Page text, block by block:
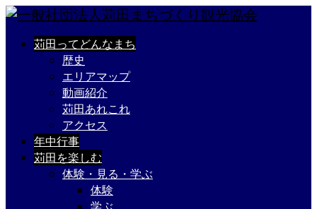
苅田ってどんなまち
歴史
エリアマップ
動画紹介
苅田あれこれ
アクセス
年中行事
苅田を楽しむ
体験・見る・学ぶ
体験